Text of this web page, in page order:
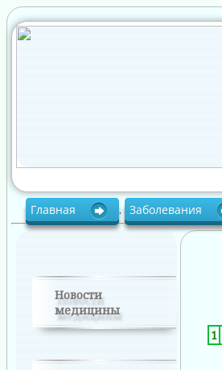
Главная . Заболевания
Новости
медицины
1